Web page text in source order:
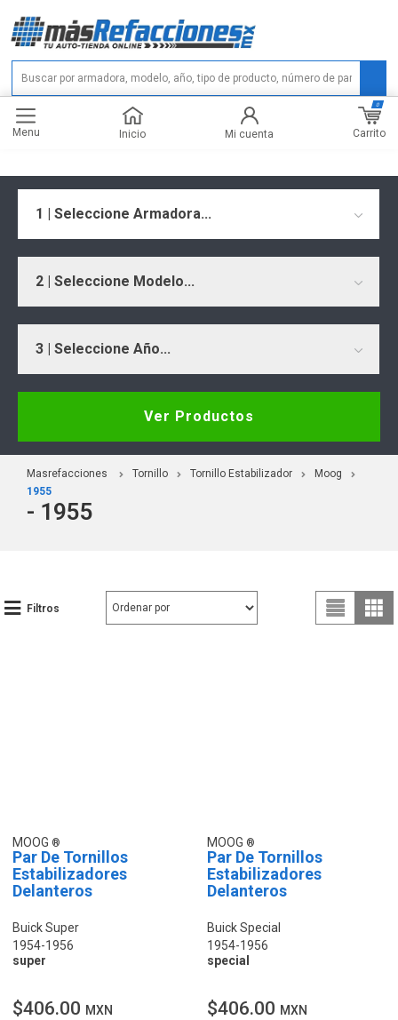
Menu Inicio Mi cuenta Carrito
0
1 | Seleccione Armadora...
2 | Seleccione Modelo...
3 | Seleccione Año...
Ver Productos
Masrefacciones Tornillo Tornillo Estabilizador
Moog
1955
- 1955
Filtros
MOOG
Par De Tornillos
Estabilizadores
Delanteros
Buick Super
1954-1956
super
$406.00 MXN
MOOG
Par De Tornillos
Estabilizadores
Delanteros
Buick Special
1954-1956
special
$406.00 MXN